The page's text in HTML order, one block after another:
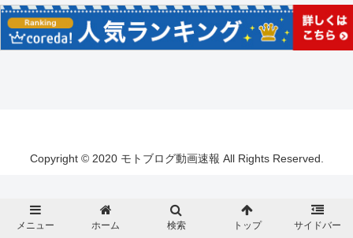
Copyright © 2020 モトブログ動画速報 All Rights Reserved.
メニュー ホーム 検索 トップ サイドバー